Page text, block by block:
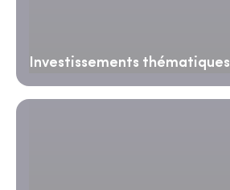
Investissements thématiques